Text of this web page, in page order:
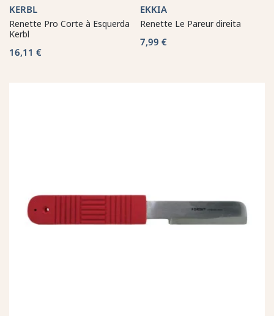
KERBL
Renette Pro Corte à Esquerda
Kerbl
16,11 €
EKKIA
Renette Le Pareur direita
7,99 €